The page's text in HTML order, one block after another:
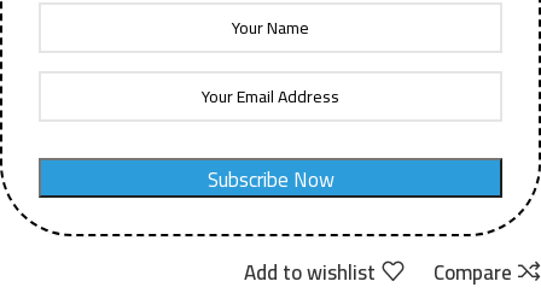
Subscribe Now
Compare
Add to wishlist